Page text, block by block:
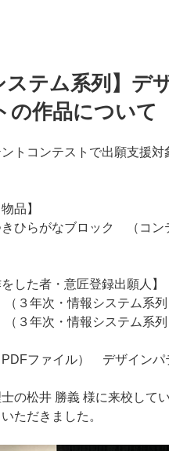
ステム系列】デ
の作品について
トコンテストで出願支援対
品】
ひらがなブロック （コン
をした者・意匠登録出願人】
年次・情報システム系列
３年次・情報システム系列
PDFファイル） デザインパ
士の松井 勝義 様に来校して
ただきました。